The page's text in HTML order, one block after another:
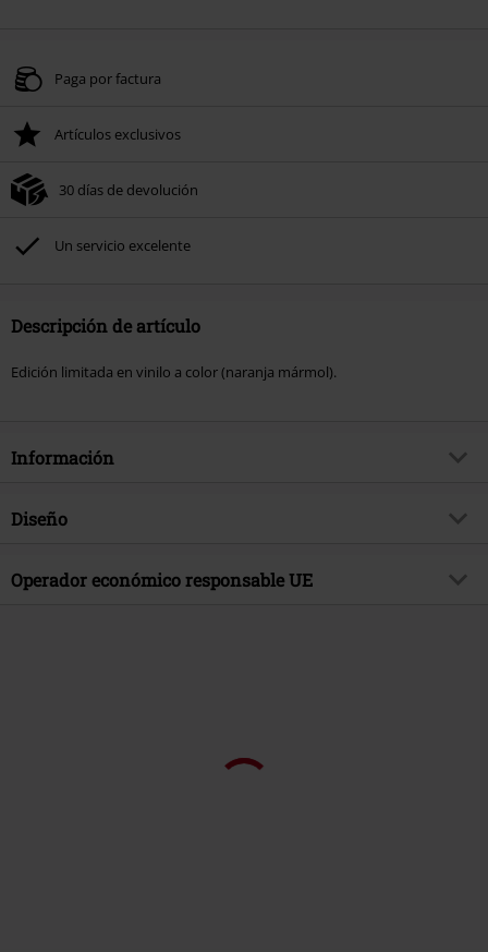
Paga por factura
Artículos exclusivos
30 días de devolución
Un servicio excelente
Descripción de artículo
Edición limitada en vinilo a color (naranja mármol).
Información
Artículo no.
Género Musical
Hardcore
Diseño
Tipo de producto
LP
Operador económico responsable UE